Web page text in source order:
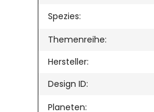
Spezies:
Themenreihe:
Hersteller:
Design ID:
Planeten: